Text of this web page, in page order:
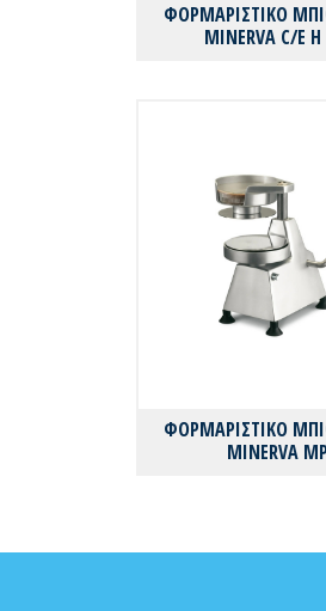
ΦΟΡΜΑΡΙΣΤΙΚΟ
MINERVA C/E
ΦΟΡΜΑΡΙΣΤΙΚΟ
MINERVA